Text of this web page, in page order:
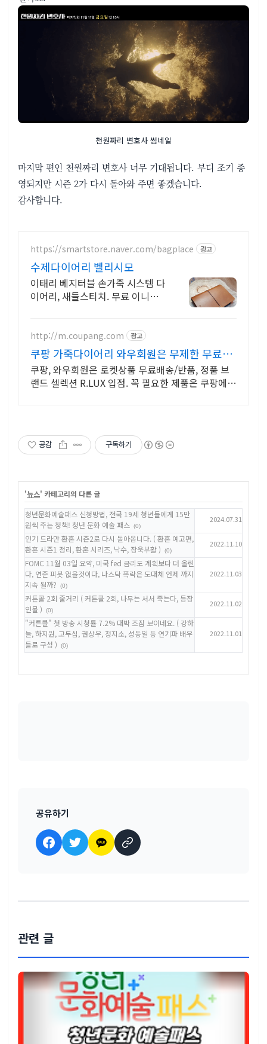
천원짜리 변호사 썸네일
마지막 편인 천원짜리 변호사 너무 기대됩니다. 부디 조기 종
영되지만 시즌 2가 다시 돌아와 주면 좋겠습니다.
감사합니다.
https://smartstore.naver.com/bagplace 광고
수제다이어리 벨리시모
이태리 베지터블 손가죽 시스템 다
이어리, 새들스티치. 무료 이니셜
http://m.coupang.com 광고
쿠팡 가죽다이어리 와우회원은 무제한 무료배
송
쿠팡, 와우회원은 로켓상품 무료배송/반품, 정품 브
랜드 셀렉션 R.LUX 입점. 꼭 필요한 제품은 쿠팡에서
공감 구독하기
'뉴스' 카테고리의 다른 글
청년문화예술패스 신청방법, 전국 19세 청년들에게 15만
원씩 주는 청책! 청년 문화 예술 패스
(0)
2024.07.31
인기 드라만 환혼 시즌2로 다시 돌아옵니다. ( 환혼 예고편,
환혼 시즌1 정리, 환혼 시리즈, 낙수, 장욱부활 )
(0)
2022.11.10
FOMC 11월 03일 요약, 미국 fed 금리도 계획보다 더 올린
다, 연준 피봇 없을것이다, 나스닥 폭락은 도대체 언제 까지
지속 될까?
(0)
2022.11.03
커튼콜 2회 줄거리 ( 커튼콜 2회, 나무는 서서 죽는다, 등장
인물 )
(0)
2022.11.02
"커튼콜" 첫 방송 시청률 7.2% 대박 조짐 보이네요. ( 강하
늘, 하지원, 고두심, 권상우, 정지소, 성동일 등 연기파 배우
들로 구성 )
(0)
2022.11.01
공유하기
관련 글